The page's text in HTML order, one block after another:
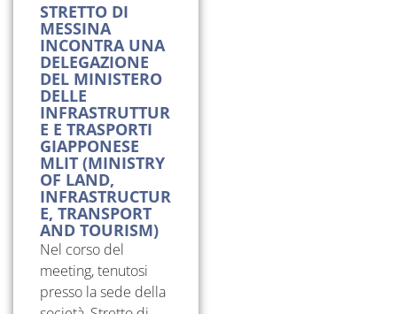
STRETTO DI
MESSINA
INCONTRA UNA
DELEGAZIONE
DEL MINISTERO
DELLE
INFRASTRUTTUR
E E TRASPORTI
GIAPPONESE
MLIT (MINISTRY
OF LAND,
INFRASTRUCTUR
E, TRANSPORT
AND TOURISM)
Nel corso del
meeting, tenutosi
presso la sede della